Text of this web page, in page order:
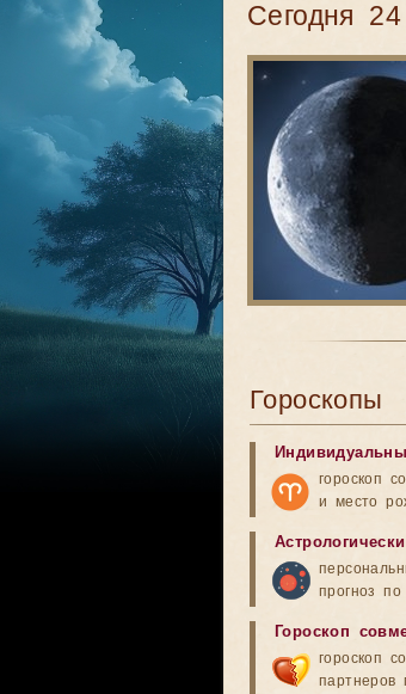
Сегодня
Гороскопы
гороскоп
и место
прогноз
Гороскоп
гороскоп
партнеров